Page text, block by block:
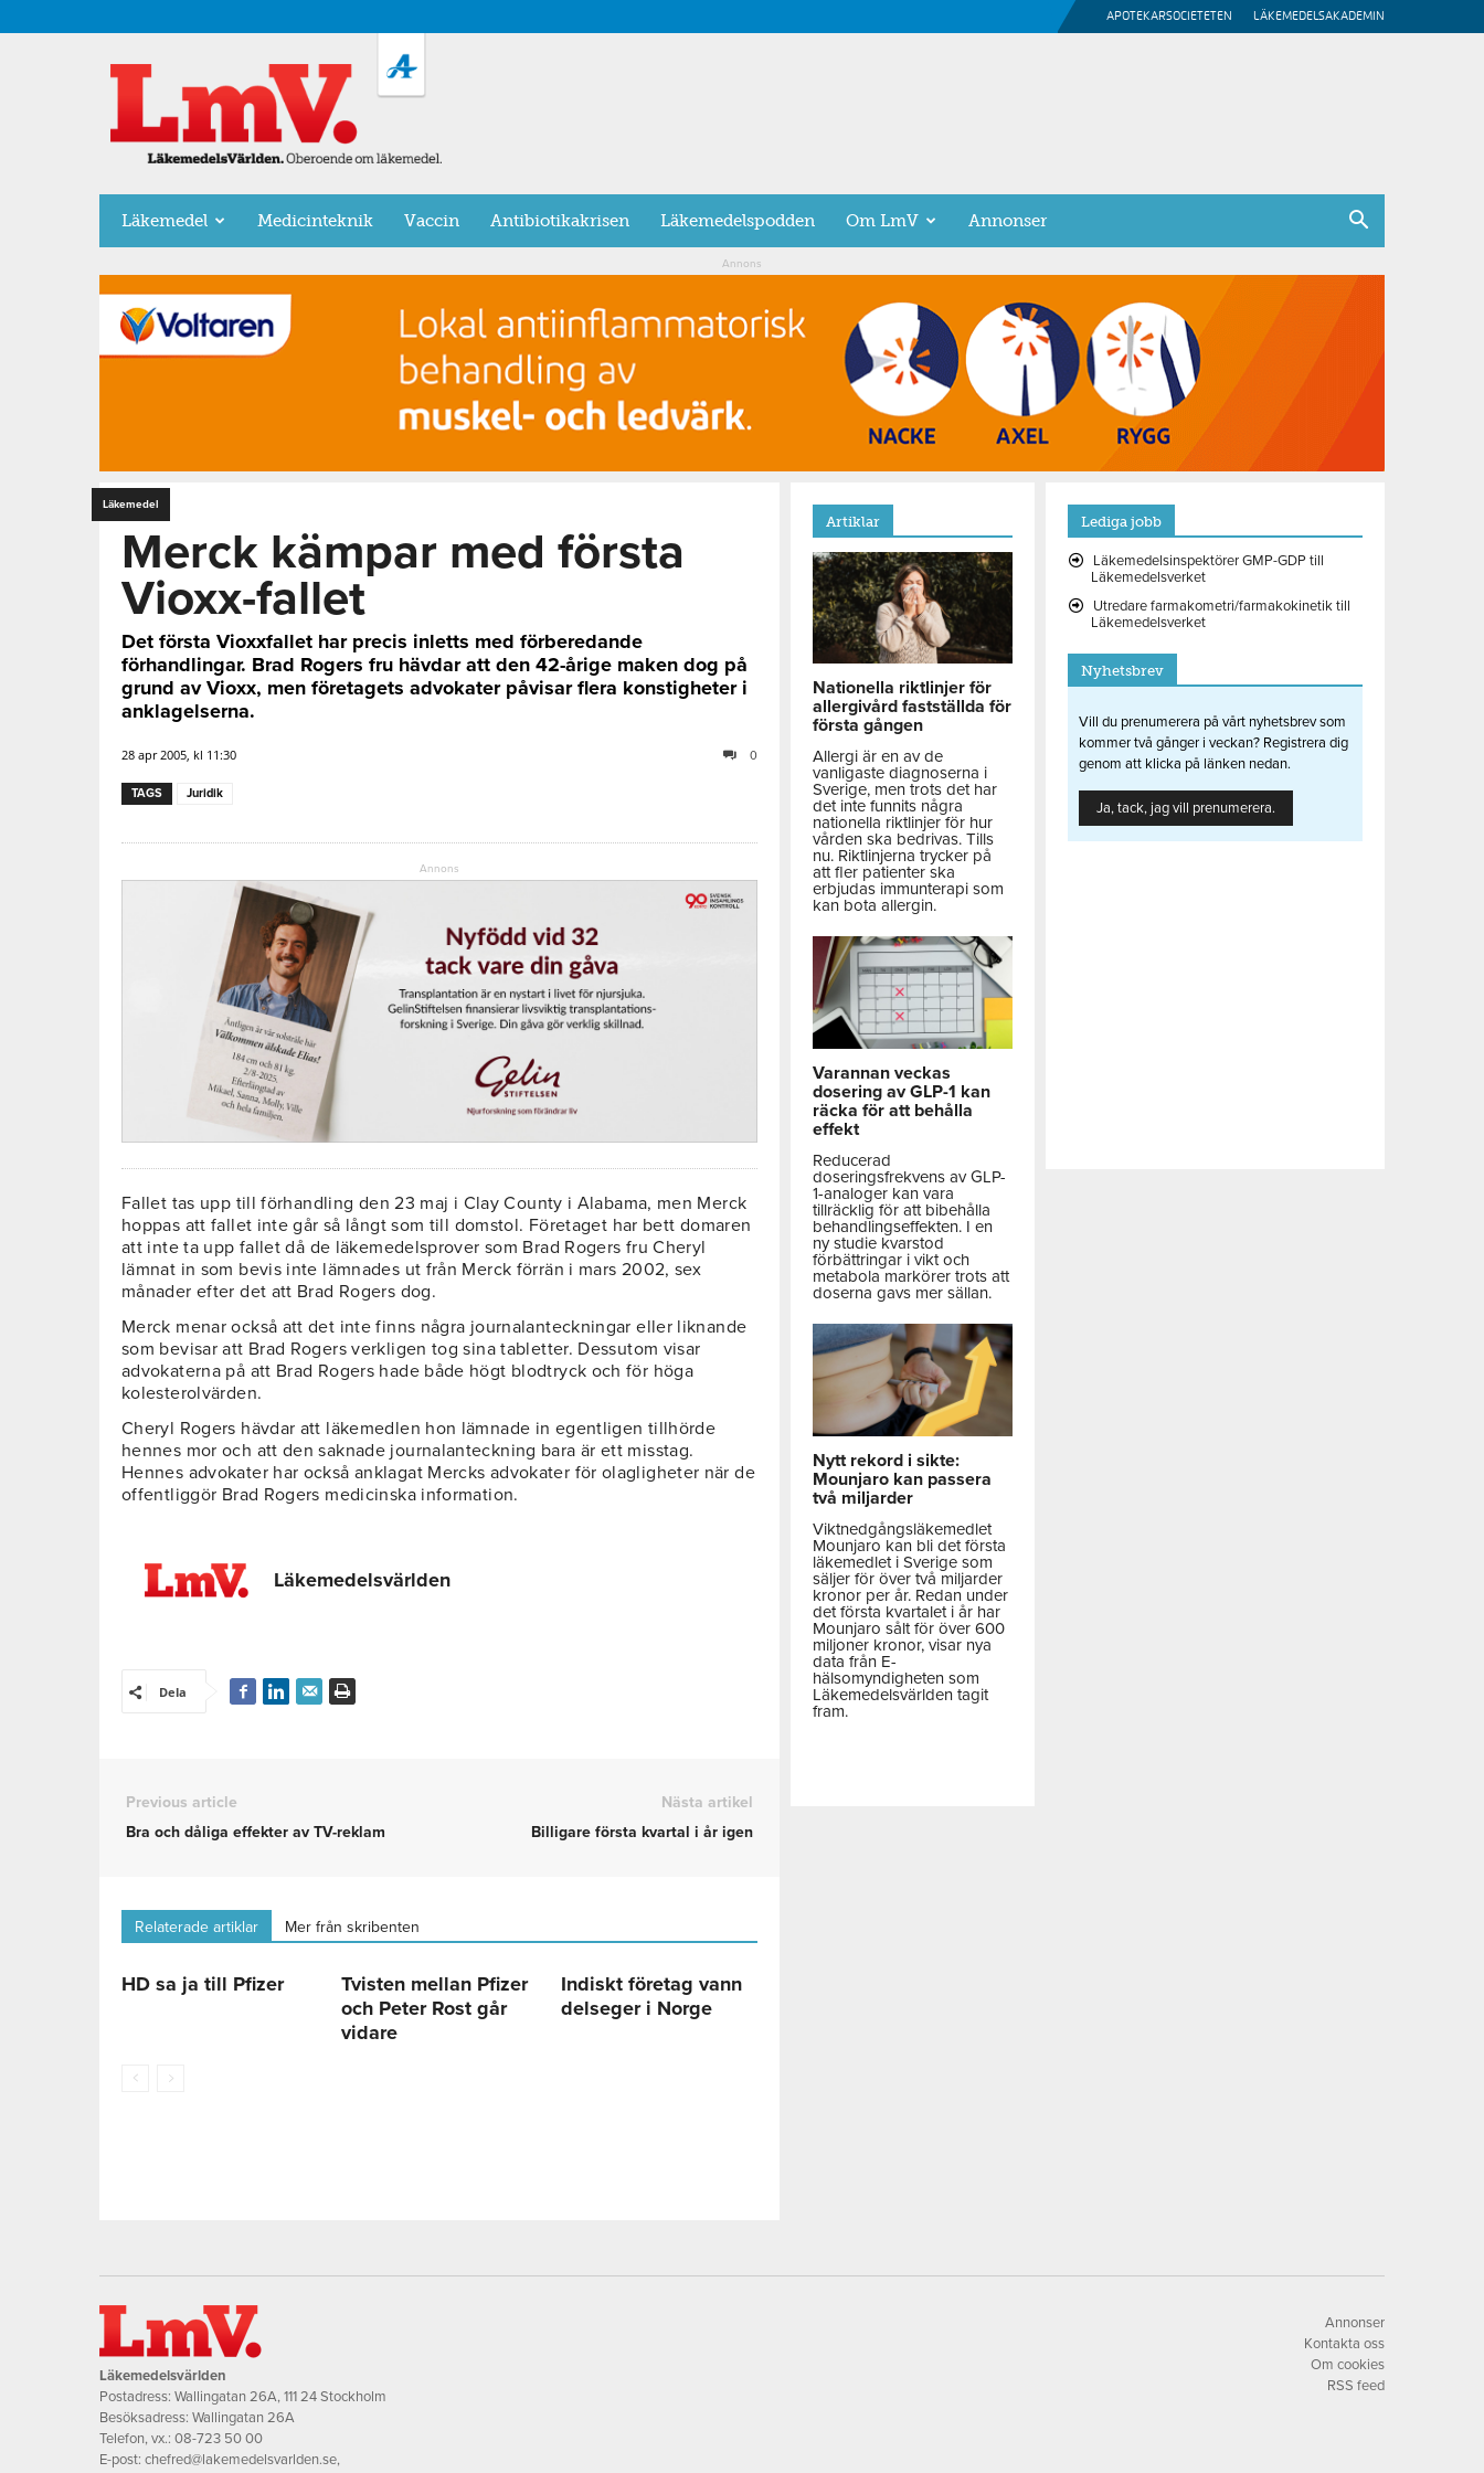
APOTEKARSOCIETETEN LÄKEMEDELSAKADEMIN
LäkemedelsVärlden
Läkemedel Medicinteknik Vaccin Antibiotikakrisen Läkemedelspodden Om LmV Annonser
Annons
Läkemedel
Merck kämpar med första
Vioxx-fallet
Det första Vioxxfallet har precis inletts med förberedande
förhandlingar. Brad Rogers fru hävdar att den 42-årige maken dog på
grund av Vioxx, men företagets advokater påvisar flera konstigheter i
anklagelserna.
28 apr 2005, kl 11:30 0
TAGS Juridik
Annons
Fallet tas upp till förhandling den 23 maj i Clay County i Alabama, men Merck
hoppas att fallet inte går så långt som till domstol. Företaget har bett domaren
att inte ta upp fallet då de läkemedelsprover som Brad Rogers fru Cheryl
lämnat in som bevis inte lämnades ut från Merck förrän i mars 2002, sex
månader efter det att Brad Rogers dog.
Merck menar också att det inte finns några journalanteckningar eller liknande
som bevisar att Brad Rogers verkligen tog sina tabletter. Dessutom visar
advokaterna på att Brad Rogers hade både högt blodtryck och för höga
kolesterolvärden.
Cheryl Rogers hävdar att läkemedlen hon lämnade in egentligen tillhörde
hennes mor och att den saknade journalanteckning bara är ett misstag.
Hennes advokater har också anklagat Mercks advokater för olagligheter när de
offentliggör Brad Rogers medicinska information.
Läkemedelsvärlden
Dela
Previous article
Bra och dåliga effekter av TV-reklam
Nästa artikel
Billigare första kvartal i år igen
Relaterade artiklar Mer från skribenten
HD sa ja till Pfizer
Tvisten mellan Pfizer
och Peter Rost går
vidare
Indiskt företag vann
delseger i Norge
Artiklar
Nationella riktlinjer för
allergivård fastställda för
första gången
Allergi är en av de
vanligaste diagnoserna i
Sverige, men trots det har
det inte funnits några
nationella riktlinjer för hur
vården ska bedrivas. Tills
nu. Riktlinjerna trycker på
att fler patienter ska
erbjudas immunterapi som
kan bota allergin.
Varannan veckas
dosering av GLP-1 kan
räcka för att behålla
effekt
Reducerad
doseringsfrekvens av GLP-
1-analoger kan vara
tillräcklig för att bibehålla
behandlingseffekten. I en
ny studie kvarstod
förbättringar i vikt och
metabola markörer trots att
doserna gavs mer sällan.
Nytt rekord i sikte:
Mounjaro kan passera
två miljarder
Viktnedgångsläkemedlet
Mounjaro kan bli det första
läkemedlet i Sverige som
säljer för över två miljarder
kronor per år. Redan under
det första kvartalet i år har
Mounjaro sålt för över 600
miljoner kronor, visar nya
data från E-
hälsomyndigheten som
Läkemedelsvärlden tagit
fram.
Lediga jobb
Läkemedelsinspektörer GMP-GDP till
Läkemedelsverket
Utredare farmakometri/farmakokinetik till
Läkemedelsverket
Nyhetsbrev
Vill du prenumerera på vårt nyhetsbrev som
kommer två gånger i veckan? Registrera dig
genom att klicka på länken nedan.
Ja, tack, jag vill prenumerera.
Läkemedelsvärlden
Postadress: Wallingatan 26A, 111 24 Stockholm
Besöksadress: Wallingatan 26A
Telefon, vx.: 08-723 50 00
E-post: chefred@lakemedelsvarlden.se,
Annonser
Kontakta oss
Om cookies
RSS feed